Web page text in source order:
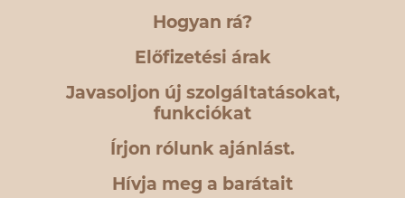
Hogyan rá?
Előfizetési árak
Javasoljon új szolgáltatásokat,
funkciókat
Írjon rólunk ajánlást.
Hívja meg a barátait